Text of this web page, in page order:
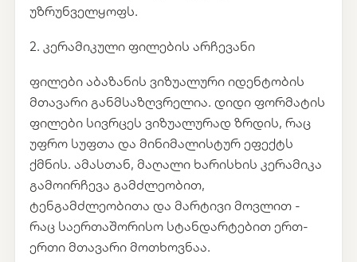
უზრუნველყოფს.
2. კერამიკული ფილების არჩევანი
ფილები აბაზანის ვიზუალური იდენტობის
მთავარი განმსაზღვრელია. დიდი ფორმატის
ფილები სივრცეს ვიზუალურად ზრდის, რაც
უფრო სუფთა და მინიმალისტურ ეფექტს
ქმნის. ამასთან, მაღალი ხარისხის კერამიკა
გამოირჩევა გამძლეობით,
ტენგამძლეობითა და მარტივი მოვლით -
რაც საერთაშორისო სტანდარტებით ერთ-
ერთი მთავარი მოთხოვნაა.